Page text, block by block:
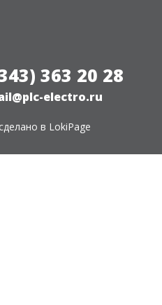
363 20 28
electro.ru
сделано в LokiPage